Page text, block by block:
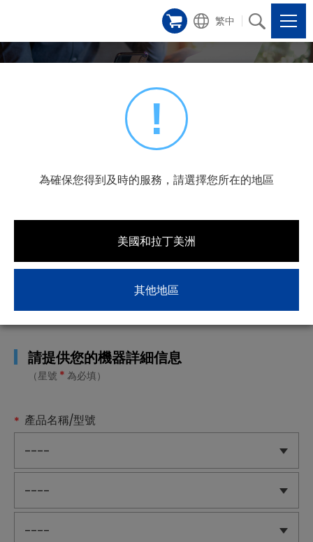
繁中
關機器的詳細狀況。
在下拉選單中找不到您的產品，請點擊並填寫"其他問
請提供您的機器詳細信息
（星號 * 為必填）
產品名稱/型號
!
為確保您得到及時的服務，請選擇您所在的地區
美國和拉丁美洲
其他地區